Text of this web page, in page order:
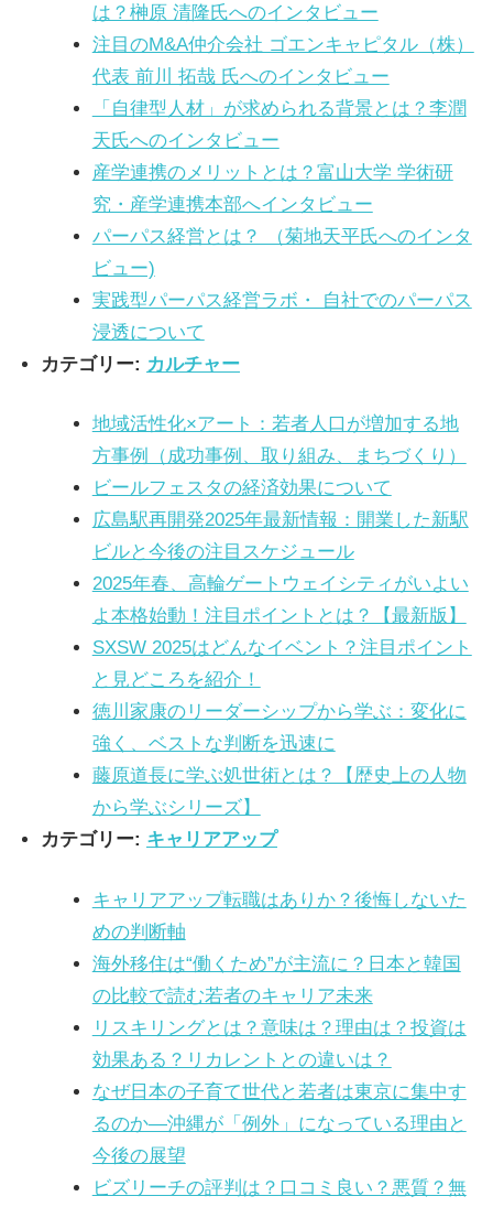
は？榊原 清隆氏へのインタビュー
注目のM&A仲介会社 ゴエンキャピタル（株）
代表 前川 拓哉 氏へのインタビュー
「自律型人材」が求められる背景とは？李潤
天氏へのインタビュー
産学連携のメリットとは？富山大学 学術研
究・産学連携本部へインタビュー
パーパス経営とは？ （菊地天平氏へのインタ
ビュー)
実践型パーパス経営ラボ・ 自社でのパーパス
浸透について
カテゴリー: カルチャー
地域活性化×アート：若者人口が増加する地
方事例（成功事例、取り組み、まちづくり）
ビールフェスタの経済効果について
広島駅再開発2025年最新情報：開業した新駅
ビルと今後の注目スケジュール
2025年春、高輪ゲートウェイシティがいよい
よ本格始動！注目ポイントとは？【最新版】
SXSW 2025はどんなイベント？注目ポイント
と見どころを紹介！
徳川家康のリーダーシップから学ぶ：変化に
強く、ベストな判断を迅速に
藤原道長に学ぶ処世術とは？【歴史上の人物
から学ぶシリーズ】
カテゴリー: キャリアアップ
キャリアアップ転職はありか？後悔しないた
めの判断軸
海外移住は“働くため”が主流に？日本と韓国
の比較で読む若者のキャリア未来
リスキリングとは？意味は？理由は？投資は
効果ある？リカレントとの違いは？
なぜ日本の子育て世代と若者は東京に集中す
るのか―沖縄が「例外」になっている理由と
今後の展望
ビズリーチの評判は？口コミ良い？悪質？無